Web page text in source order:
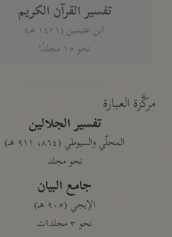
تفسير القرآن الكريم
ابن عثيمين (١٤٢١ هـ)
نحو ١٥ مجلدًا
مركَّزة العبارة
تفسير الجلالين
المحلّي والسيوطي (٨٦٤، ٩١١ هـ)
نحو مجلد
جامع البيان
الإيجي (٩٠٥ هـ)
نحو ٣ مجلدات